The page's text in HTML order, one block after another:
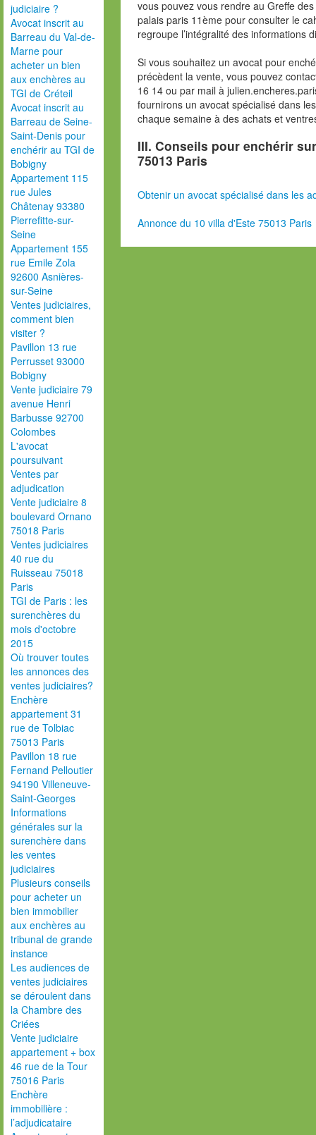
judiciaire ?
Avocat inscrit au
Barreau du Val-de-
Marne pour
acheter un bien
aux enchères au
TGI de Créteil
Avocat inscrit au
Barreau de Seine-
Saint-Denis pour
enchérir au TGI de
Bobigny
Appartement 115
rue Jules
Châtenay 93380
Pierrefitte-sur-
Seine
Appartement 155
rue Emile Zola
92600 Asnières-
sur-Seine
Ventes judiciaires,
comment bien
visiter ?
Pavillon 13 rue
Perrusset 93000
Bobigny
Vente judiciaire 79
avenue Henri
Barbusse 92700
Colombes
L'avocat
poursuivant
Ventes par
adjudication
Vente judiciaire 8
boulevard Ornano
75018 Paris
Ventes judiciaires
40 rue du
Ruisseau 75018
Paris
TGI de Paris : les
surenchères du
mois d'octobre
2015
Où trouver toutes
les annonces des
ventes judiciaires?
Enchère
appartement 31
rue de Tolbiac
75013 Paris
Pavillon 18 rue
Fernand Pelloutier
94190 Villeneuve-
Saint-Georges
Informations
générales sur la
surenchère dans
les ventes
judiciaires
Plusieurs conseils
pour acheter un
bien immobilier
aux enchères au
tribunal de grande
instance
Les audiences de
ventes judiciaires
se déroulent dans
la Chambre des
Criées
Vente judiciaire
appartement + box
46 rue de la Tour
75016 Paris
Enchère
immobilière :
l’adjudicataire
vous pouvez vous rendre au Greffe
palais paris 11ème pour consulter le
regroupe l’intégralité des informations
Si vous souhaitez un avocat pour
précèdent la vente, vous pouvez
16 14 ou par mail à
fournirons un avocat spécialisé dans
chaque semaine à des achats et
III. Conseils pour enchérir
75013 Paris
Obtenir un avocat spécialisé dans les
Annonce du 10 villa d'Este 75013 Paris